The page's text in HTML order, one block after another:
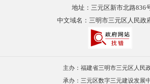
地址：三元区新市北路836
中文域名：三明市三元区人民政
主办：福建省三明市三元区人民
承办：三元区数字三元建设发展